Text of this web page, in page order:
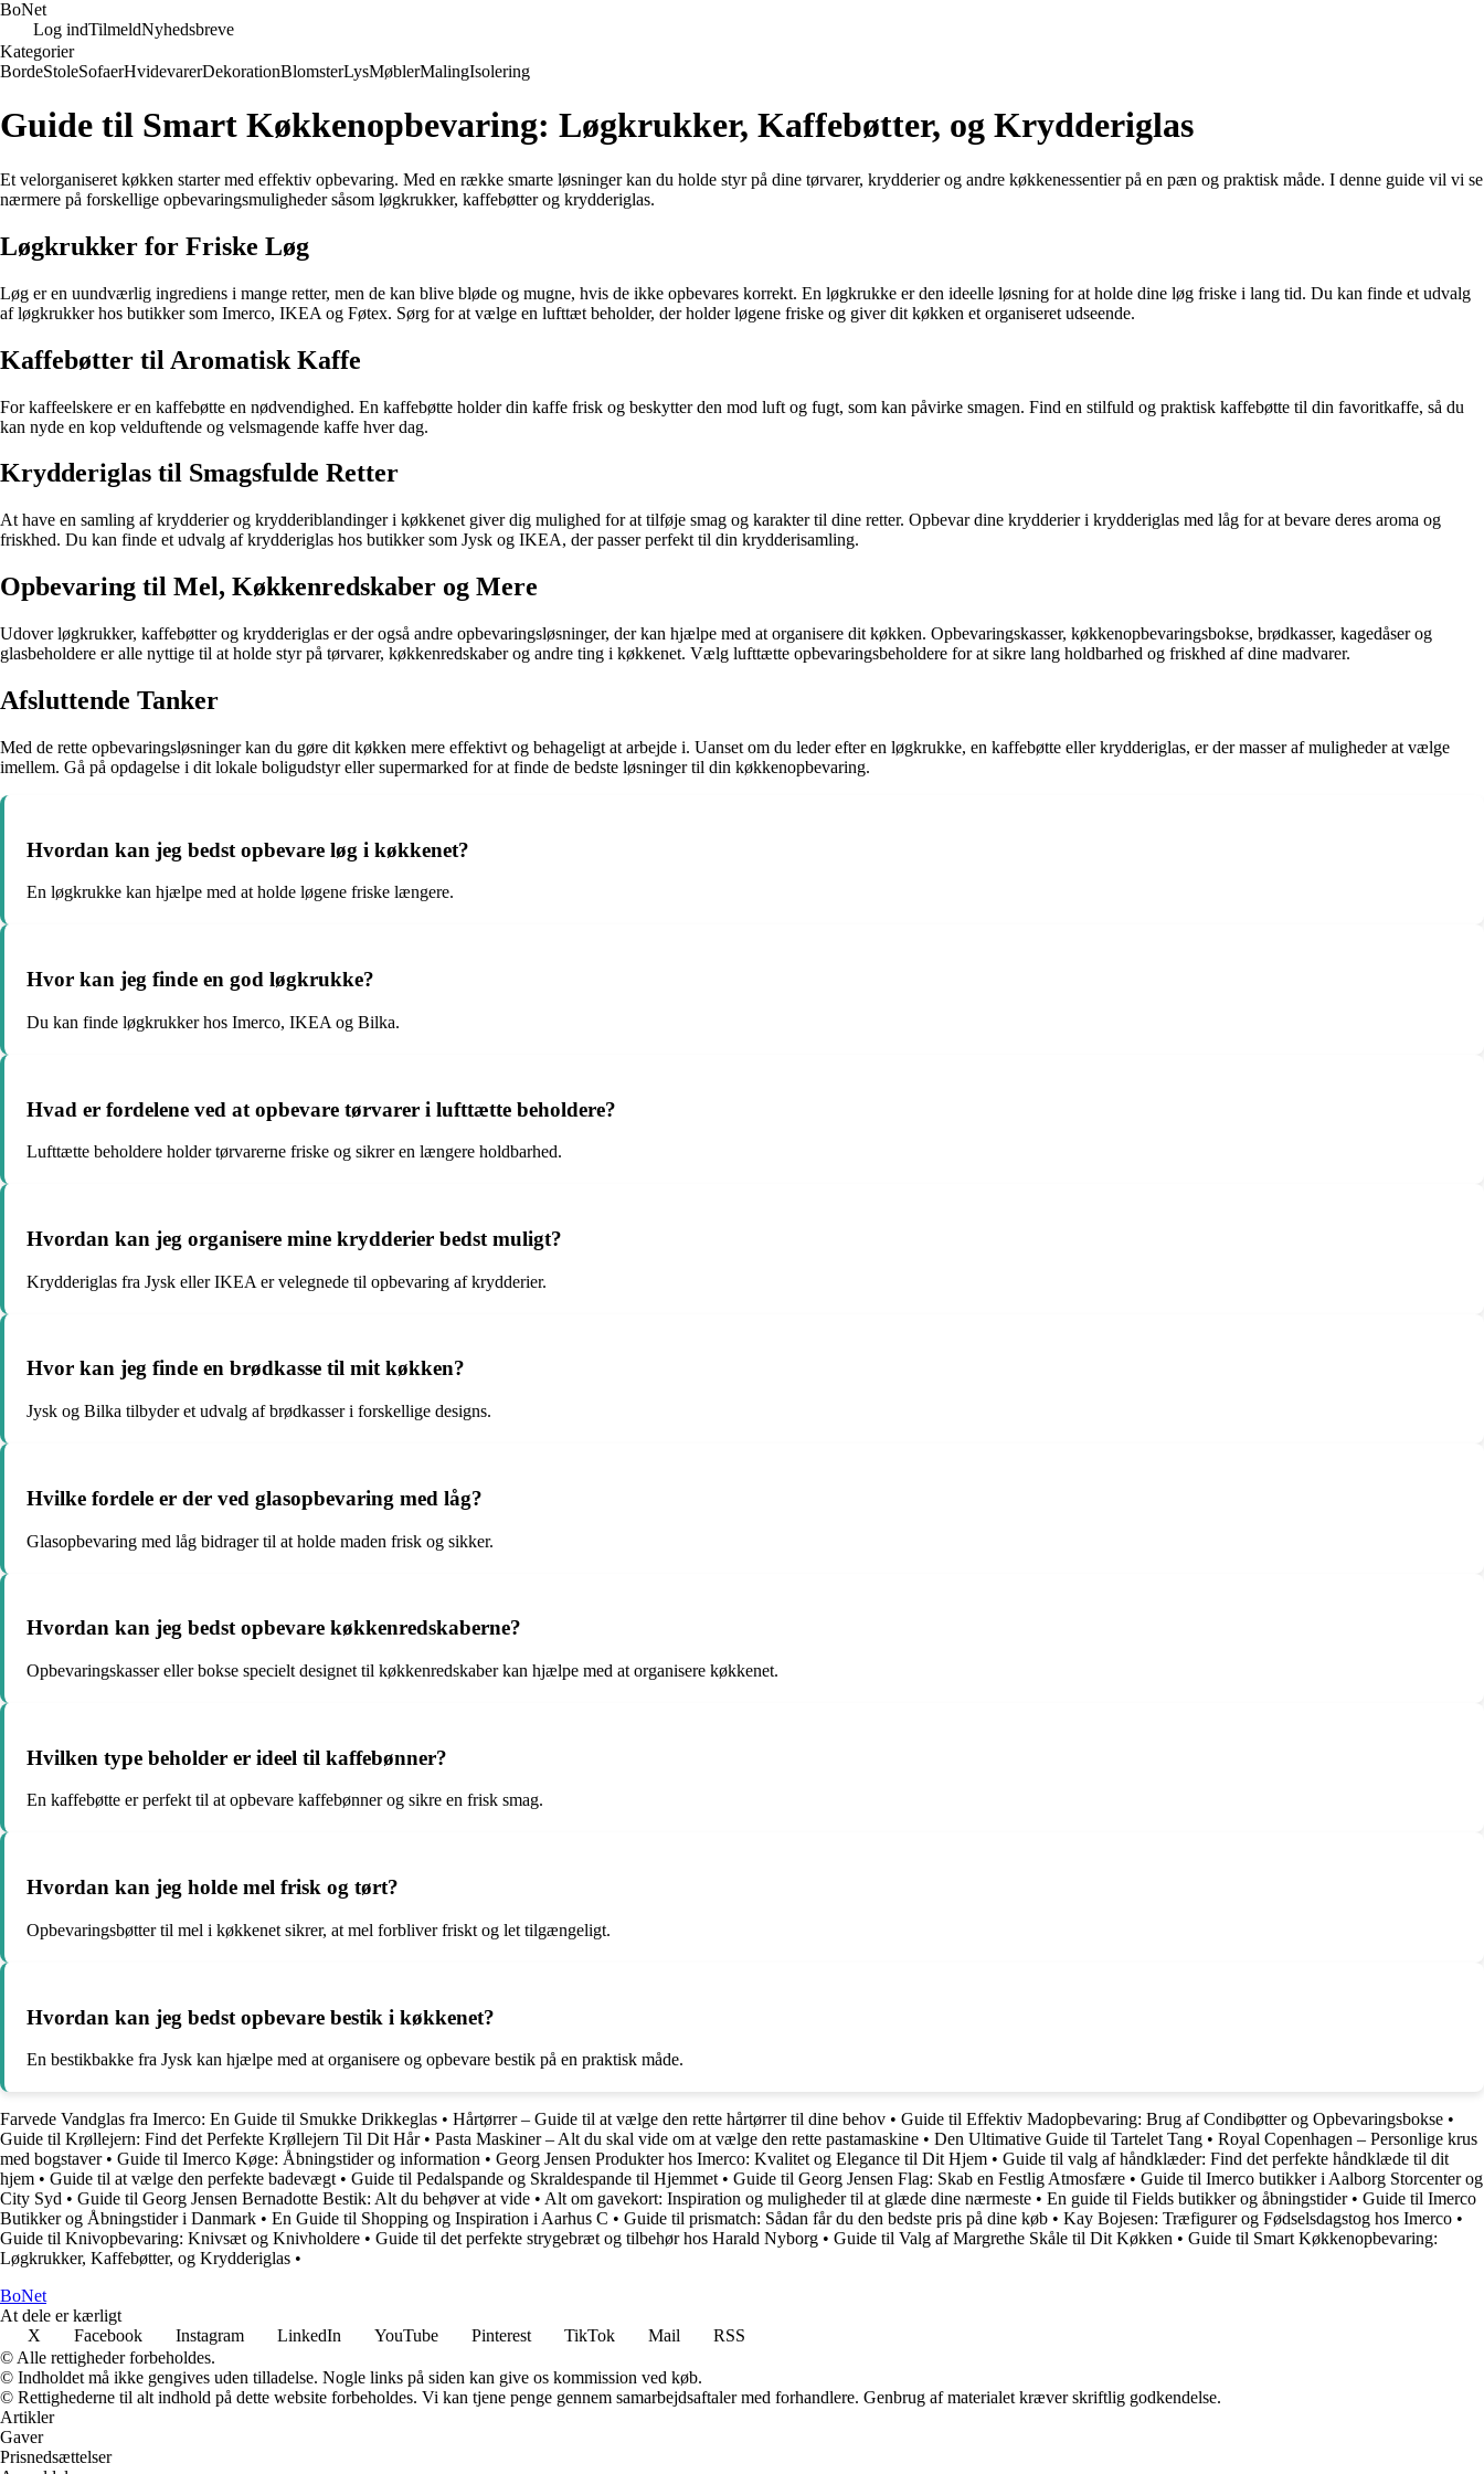
BoNet
Log indTilmeldNyhedsbreve
Kategorier
BordeStoleSofaerHvidevarerDekorationBlomsterLysMøblerMalingIsolering
Guide til Smart Køkkenopbevaring: Løgkrukker, Kaffebøtter, og Krydderiglas
Et velorganiseret køkken starter med effektiv opbevaring. Med en række smarte løsninger kan du holde styr på dine tørvarer, krydderier og andre køkkenessentier på en pæn og praktisk måde. I denne guide vil vi se
nærmere på forskellige opbevaringsmuligheder såsom løgkrukker, kaffebøtter og krydderiglas.
Løgkrukker for Friske Løg
Løg er en uundværlig ingrediens i mange retter, men de kan blive bløde og mugne, hvis de ikke opbevares korrekt. En løgkrukke er den ideelle løsning for at holde dine løg friske i lang tid. Du kan finde et udvalg
af løgkrukker hos butikker som Imerco, IKEA og Føtex. Sørg for at vælge en lufttæt beholder, der holder løgene friske og giver dit køkken et organiseret udseende.
Kaffebøtter til Aromatisk Kaffe
For kaffeelskere er en kaffebøtte en nødvendighed. En kaffebøtte holder din kaffe frisk og beskytter den mod luft og fugt, som kan påvirke smagen. Find en stilfuld og praktisk kaffebøtte til din favoritkaffe, så du
kan nyde en kop velduftende og velsmagende kaffe hver dag.
Krydderiglas til Smagsfulde Retter
At have en samling af krydderier og krydderiblandinger i køkkenet giver dig mulighed for at tilføje smag og karakter til dine retter. Opbevar dine krydderier i krydderiglas med låg for at bevare deres aroma og
friskhed. Du kan finde et udvalg af krydderiglas hos butikker som Jysk og IKEA, der passer perfekt til din krydderisamling.
Opbevaring til Mel, Køkkenredskaber og Mere
Udover løgkrukker, kaffebøtter og krydderiglas er der også andre opbevaringsløsninger, der kan hjælpe med at organisere dit køkken. Opbevaringskasser, køkkenopbevaringsbokse, brødkasser, kagedåser og
glasbeholdere er alle nyttige til at holde styr på tørvarer, køkkenredskaber og andre ting i køkkenet. Vælg lufttætte opbevaringsbeholdere for at sikre lang holdbarhed og friskhed af dine madvarer.
Afsluttende Tanker
Med de rette opbevaringsløsninger kan du gøre dit køkken mere effektivt og behageligt at arbejde i. Uanset om du leder efter en løgkrukke, en kaffebøtte eller krydderiglas, er der masser af muligheder at vælge
imellem. Gå på opdagelse i dit lokale boligudstyr eller supermarked for at finde de bedste løsninger til din køkkenopbevaring.
Hvordan kan jeg bedst opbevare løg i køkkenet?
En løgkrukke kan hjælpe med at holde løgene friske længere.
Hvor kan jeg finde en god løgkrukke?
Du kan finde løgkrukker hos Imerco, IKEA og Bilka.
Hvad er fordelene ved at opbevare tørvarer i lufttætte beholdere?
Lufttætte beholdere holder tørvarerne friske og sikrer en længere holdbarhed.
Hvordan kan jeg organisere mine krydderier bedst muligt?
Krydderiglas fra Jysk eller IKEA er velegnede til opbevaring af krydderier.
Hvor kan jeg finde en brødkasse til mit køkken?
Jysk og Bilka tilbyder et udvalg af brødkasser i forskellige designs.
Hvilke fordele er der ved glasopbevaring med låg?
Glasopbevaring med låg bidrager til at holde maden frisk og sikker.
Hvordan kan jeg bedst opbevare køkkenredskaberne?
Opbevaringskasser eller bokse specielt designet til køkkenredskaber kan hjælpe med at organisere køkkenet.
Hvilken type beholder er ideel til kaffebønner?
En kaffebøtte er perfekt til at opbevare kaffebønner og sikre en frisk smag.
Hvordan kan jeg holde mel frisk og tørt?
Opbevaringsbøtter til mel i køkkenet sikrer, at mel forbliver friskt og let tilgængeligt.
Hvordan kan jeg bedst opbevare bestik i køkkenet?
En bestikbakke fra Jysk kan hjælpe med at organisere og opbevare bestik på en praktisk måde.
Farvede Vandglas fra Imerco: En Guide til Smukke Drikkeglas • Hårtørrer – Guide til at vælge den rette hårtørrer til dine behov • Guide til Effektiv Madopbevaring: Brug af Condibøtter og Opbevaringsbokse •
Guide til Krøllejern: Find det Perfekte Krøllejern Til Dit Hår• Pasta Maskiner – Alt du skal vide om at vælge den rette pastamaskine • Den Ultimative Guide til Tartelet Tang • Royal Copenhagen – Personlige krus
med bogstaver• Guide til Imerco Køge: Åbningstider og information • Georg Jensen Produkter hos Imerco: Kvalitet og Elegance til Dit Hjem • Guide til valg af håndklæder: Find det perfekte håndklæde til dit
hjem • Guide til at vælge den perfekte badevægt • Guide til Pedalspande og Skraldespande til Hjemmet • Guide til Georg Jensen Flag: Skab en Festlig Atmosfære • Guide til Imerco butikker i Aalborg Storcenter og
City Syd • Guide til Georg Jensen Bernadotte Bestik: Alt du behøver at vide • Alt om gavekort: Inspiration og muligheder til at glæde dine nærmeste • En guide til Fields butikker og åbningstider• Guide til Imerco
Butikker og Åbningstider i Danmark • En Guide til Shopping og Inspiration i Aarhus C • Guide til prismatch: Sådan får du den bedste pris på dine køb • Kay Bojesen: Træfigurer og Fødselsdagstog hos Imerco •
Guide til Knivopbevaring: Knivsæt og Knivholdere • Guide til det perfekte strygebræt og tilbehør hos Harald Nyborg • Guide til Valg af Margrethe Skåle til Dit Køkken • Guide til Smart Køkkenopbevaring:
Løgkrukker, Kaffebøtter, og Krydderiglas •
BoNet
At dele er kærligt
X
Facebook Instagram LinkedIn YouTube Pinterest TikTok Mail
RSS
© Alle rettigheder forbeholdes.
© Indholdet må ikke gengives uden tilladelse. Nogle links på siden kan give os kommission ved køb.
© Rettighederne til alt indhold på dette website forbeholdes. Vi kan tjene penge gennem samarbejdsaftaler med forhandlere. Genbrug af materialet kræver skriftlig godkendelse.
Artikler
Gaver
Prisnedsættelser